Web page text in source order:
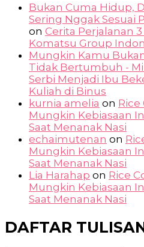
Bukan Cuma Hidup,
Sering Nggak Sesuai
on Cerita Perjalanan
Komatsu Group
Mungkin Kamu
Tidak Bertumbuh -
Serbi Menjadi Ibu
Kuliah di Binus
kurnia amelia on Rice
Mungkin Kebiasaan
Saat Menanak Nasi
echaimutenan on
Mungkin Kebiasaan
Saat Menanak Nasi
Lia Harahap on Rice
Mungkin Kebiasaan
Saat Menanak Nasi
DAFTAR